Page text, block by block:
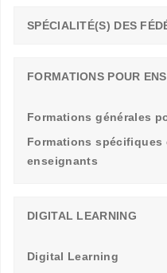
SPÉCIALITÉ(S) DES
FORMATIONS POUR
Formations générales
Formations
enseignants
DIGITAL LEARNING
Digital Learning